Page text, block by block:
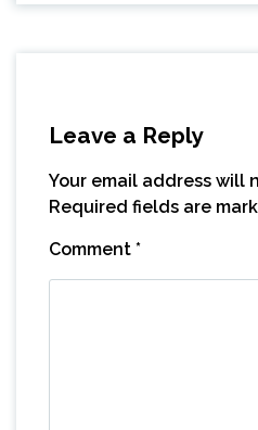
Leave a Reply
Your email address will
Required fields are
Comment *